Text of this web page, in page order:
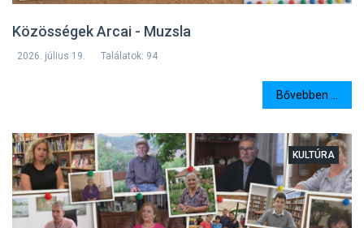
Közösségek Arcai - Muzsla
2026. július 19. Találatok: 94
Bővebben ...
KULTÚRA